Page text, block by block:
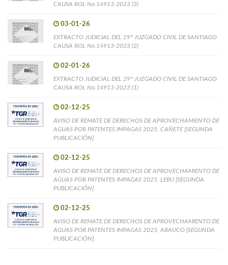
CAUSA ROL No.14913-2023 (3)
03-01-26
EXTRACTO JUDICIAL DEL 29° JUZGADO CIVIL DE SANTIAGO
CAUSA ROL No.14913-2023 (2)
02-01-26
EXTRACTO JUDICIAL DEL 29° JUZGADO CIVIL DE SANTIAGO
CAUSA ROL No.14913-2023 (1)
02-12-25
AVISO DE REMATE DE DERECHOS DE APROVECHAMIENTO DE
AGUAS POR PATENTES IMPAGAS 2025, CAÑETE [SEGUNDA
PUBLICACIÓN]
02-12-25
AVISO DE REMATE DE DERECHOS DE APROVECHAMIENTO DE
AGUAS POR PATENTES IMPAGAS 2025, LEBU [SEGUNDA
PUBLICACIÓN]
02-12-25
AVISO DE REMATE DE DERECHOS DE APROVECHAMIENTO DE
AGUAS POR PATENTES IMPAGAS 2025, ARAUCO [SEGUNDA
PUBLICACIÓN]